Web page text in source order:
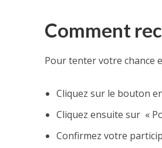
Comment
Pour tenter votre chance
Cliquez sur le bouton
Cliquez ensuite sur «
Confirmez votre